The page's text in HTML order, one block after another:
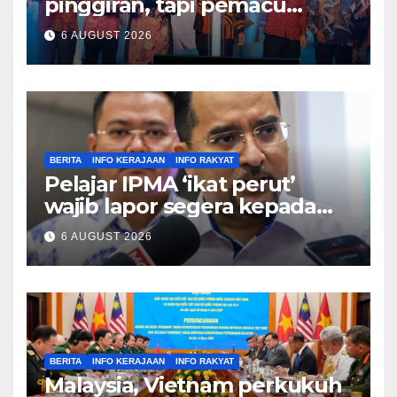
ekonomi negara – Zahid
Hamidi
6 AUGUST 2026
BERITA INFO KERAJAAN INFO RAKYAT
Pelajar IPMA ‘ikat perut’
wajib lapor segera kepada
Pengarah – Asyraf Wajdi
6 AUGUST 2026
BERITA INFO KERAJAAN INFO RAKYAT
Malaysia, Vietnam perkukuh